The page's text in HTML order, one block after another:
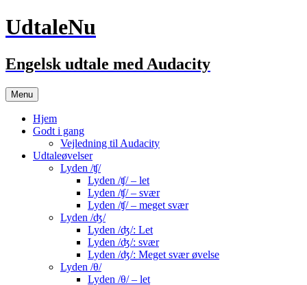
UdtaleNu
Engelsk udtale med Audacity
Menu Hop
til
indhold
Hjem
Godt i gang
Vejledning til Audacity
Udtaleøvelser
Lyden /ʧ/
Lyden /ʧ/ – let
Lyden /ʧ/ – svær
Lyden /ʧ/ – meget svær
Lyden /ʤ/
Lyden /ʤ/: Let
Lyden /ʤ/: svær
Lyden /ʤ/: Meget svær øvelse
Lyden /θ/
Lyden /θ/ – let